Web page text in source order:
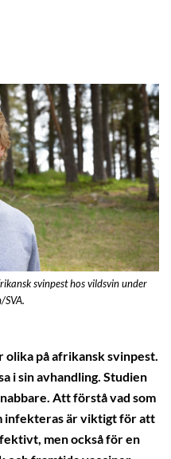
svinpest hos vildsvin under
SVA.
på afrikansk svinpest.
i sin avhandling. Studien
Att förstå vad som
infekteras är viktigt för att
men också för en